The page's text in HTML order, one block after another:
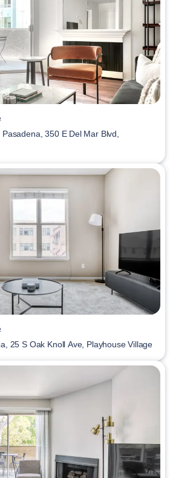
350 E Del Mar Blvd,
25 S Oak Knoll Ave, Playhouse Village